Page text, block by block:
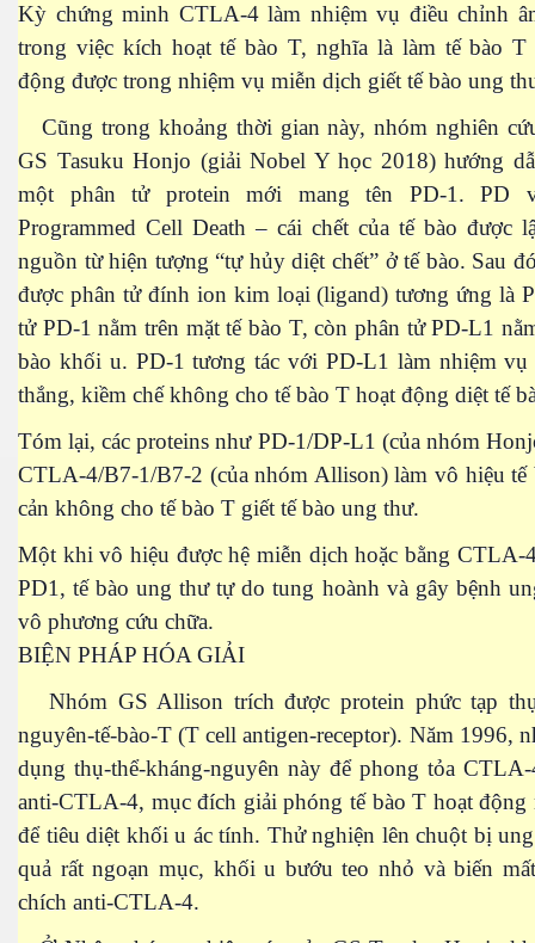
Kỳ chứng minh CTLA-4 làm nhiệm vụ điều chỉnh
trong việc kích hoạt tế bào T, nghĩa là làm tế bào T
động được trong nhiệm vụ miễn dịch giết tế bào ung
Cũng trong khoảng thời gian này, nhóm nghiên
GS Tasuku Honjo (giải Nobel Y học 2018) hướng
một phân tử protein mới mang tên PD-1. PD
Programmed Cell Death – cái chết của tế bào được
nguồn từ hiện tượng “tự hủy diệt chết” ở tế bào. Sau
được phân tử đính ion kim loại (ligand) tương ứng là
tử PD-1 nằm trên mặt tế bào T, còn phân tử PD-L1
bào khối u. PD-1 tương tác với PD-L1 làm nhiệm vụ
thắng, kiềm chế không cho tế bào T hoạt động diệt tế
Tóm lại, các proteins như PD-1/DP-L1 (của nhóm
CTLA-4/B7-1/B7-2 (của nhóm Allison) làm vô hiệu tế
cản không cho tế bào T giết tế bào ung thư.
Một khi vô hiệu được hệ miễn dịch hoặc bằng CTLA-
PD1, tế bào ung thư tự do tung hoành và gây bệnh
vô phương cứu chữa.
BIỆN PHÁP HÓA GIẢI
Nhóm GS Allison trích được protein phức tạp
nguyên-tế-bào-T (T cell antigen-receptor). Năm 1996,
dụng thụ-thể-kháng-nguyên này để phong tỏa
anti-CTLA-4, mục đích giải phóng tế bào T hoạt động
để tiêu diệt khối u ác tính. Thử nghiện lên chuột bị
quả rất ngoạn mục, khối u bướu teo nhỏ và biến
chích anti-CTLA-4.
dâng cao
trọng
thế giới
giới